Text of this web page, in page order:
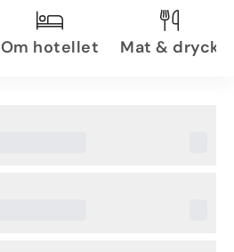
Om hotellet Mat & dryck